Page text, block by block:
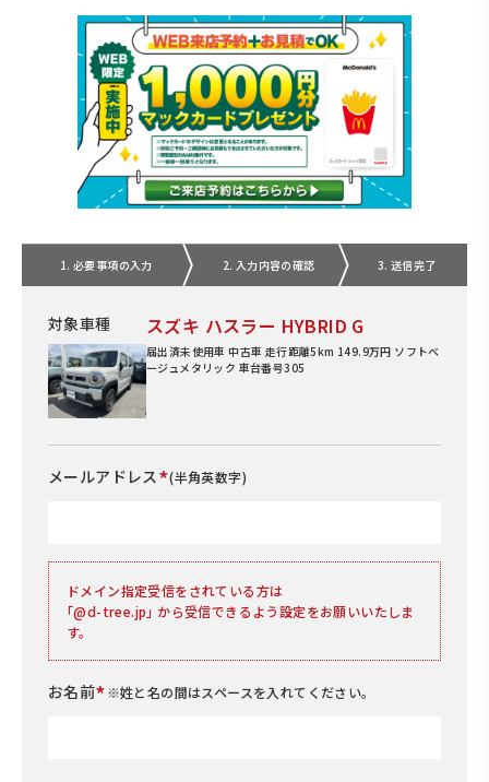
1. 必要事項の入力 2. 入力内容の確認 3. 送信完了
対象車種 スズキ ハスラー HYBRID G
届出済未使用車 中古車 走行距離5km 149.9万円 ソフトベ
ージュメタリック 車台番号305
メールアドレス *(半角英数字)
ドメイン指定受信をされている方は
｢@d-tree.jp｣ から受信できるよう設定をお願いいたしま
す。
お名前*※姓と名の間はスペースを入れてください。